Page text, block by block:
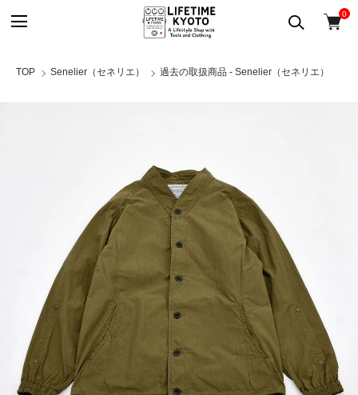
0
TOP Senelier（セネリエ） 過去の取扱商品 - Senelier（セネリエ）